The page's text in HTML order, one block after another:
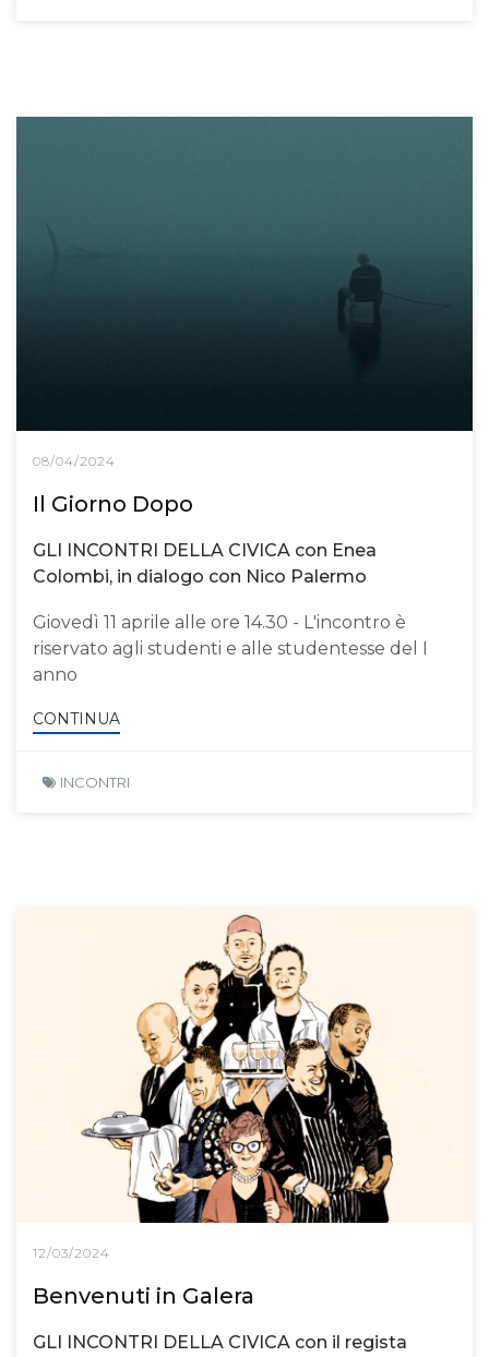
08/04/2024
Il Giorno Dopo
GLI INCONTRI DELLA CIVICA con Enea
Colombi, in dialogo con Nico Palermo
Giovedì 11 aprile alle ore 14.30 - L'incontro è
riservato agli studenti e alle studentesse del I
anno
CONTINUA
INCONTRI
12/03/2024
Benvenuti in Galera
GLI INCONTRI DELLA CIVICA con il regista